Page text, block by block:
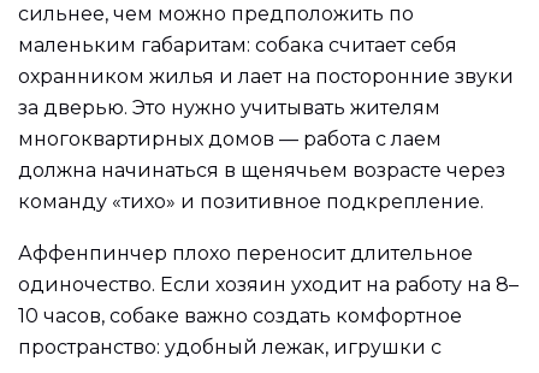
сильнее, чем можно предположить по
маленьким габаритам: собака считает себя
охранником жилья и лает на посторонние звуки
за дверью. Это нужно учитывать жителям
многоквартирных домов — работа с лаем
должна начинаться в щенячьем возрасте через
команду «тихо» и позитивное подкрепление.
Аффенпинчер плохо переносит длительное
одиночество. Если хозяин уходит на работу на 8–
10 часов, собаке важно создать комфортное
пространство: удобный лежак, игрушки с